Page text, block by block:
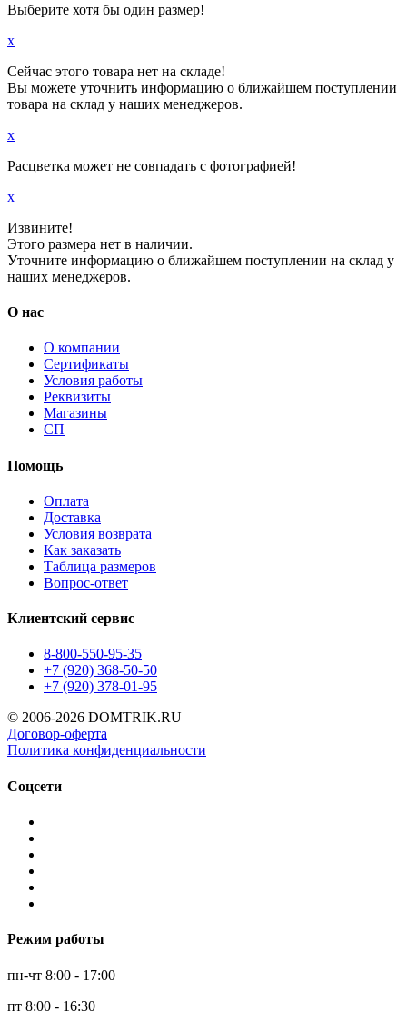
Выберите хотя бы один размер!
x
Сейчас этого товара нет на складе!
Вы можете уточнить информацию о ближайшем поступлении
товара на склад у наших менеджеров.
x
Расцветка может не совпадать с фотографией!
x
Извините!
Этого размера нет в наличии.
Уточните информацию о ближайшем поступлении на склад у
наших менеджеров.
О нас
О компании
Сертификаты
Условия работы
Реквизиты
Магазины
СП
Помощь
Оплата
Доставка
Условия возврата
Как заказать
Таблица размеров
Вопрос-ответ
Клиентский сервис
8-800-550-95-35
+7 (920) 368-50-50
+7 (920) 378-01-95
© 2006-2026 DOMTRIK.RU
Договор-оферта
Политика конфиденциальности
Соцсети
Режим работы
пн-чт 8:00 - 17:00
пт 8:00 - 16:30